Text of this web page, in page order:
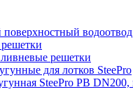
водоотвод
решетки
для лотков SteePro
SteePro PB DN200,